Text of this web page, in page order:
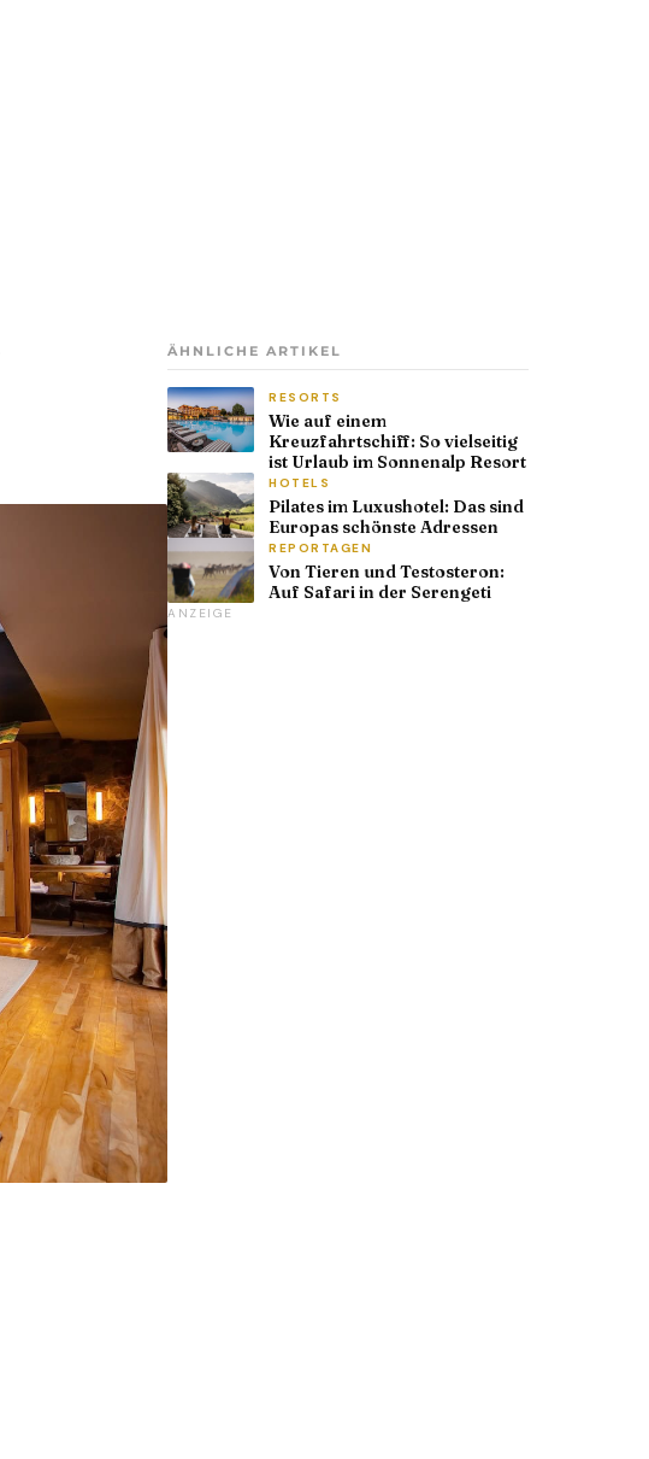
ÄHNLICHE ARTIKEL
RESORTS
Wie auf einem
Kreuzfahrtschiff: So vielseitig
ist Urlaub im Sonnenalp Resort
HOTELS
Pilates im Luxushotel: Das sind
Europas schönste Adressen
REPORTAGEN
Von Tieren und Testosteron:
Auf Safari in der Serengeti
ANZEIGE